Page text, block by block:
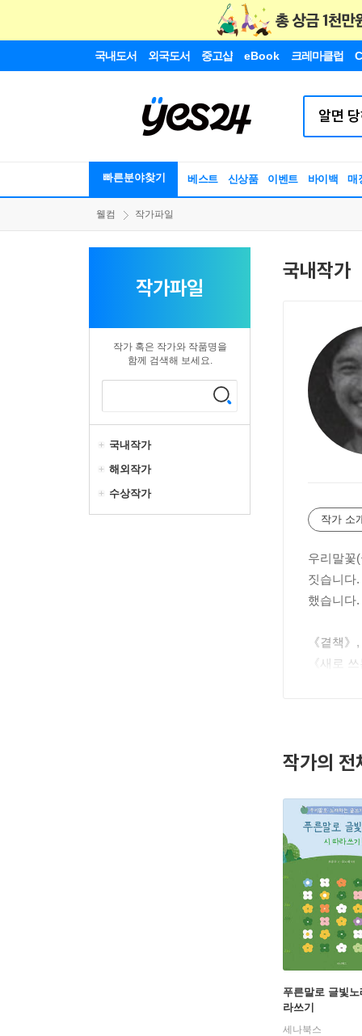
국내도서 외국도서 중고샵 eBook 크레마클럽
빠른분야찾기 베스트 신상품 이벤트 바이백 매
웰컴 작가파일
작가파일
작가 혹은 작가와 작품명을
함께 검색해 보세요.
국내작가
해외작가
수상작가
국내작가
작가 소
우리말꽃
짓습니다
했습니다.
《곁책
《새로
작가의 전
푸른말로 글빛
라쓰기
세나북스